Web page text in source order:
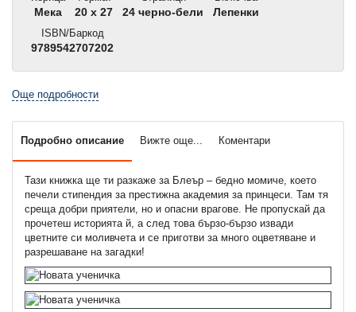
Мека
20 x 27
24 черно-бели
Лепенки
ISBN/Баркод
9789542707202
Още подробности
Подробно описание Вижте още... Коментари
Тази книжка ще ти разкаже за Блеър – бедно момиче, което
печели стипендия за престижна академия за принцеси. Там тя
среща добри приятели, но и опасни врагове. Не пропускай да
прочетеш историята й, а след това бързо-бързо извади
цветните си моливчета и се приготви за много оцветяване и
разрешаване на загадки!